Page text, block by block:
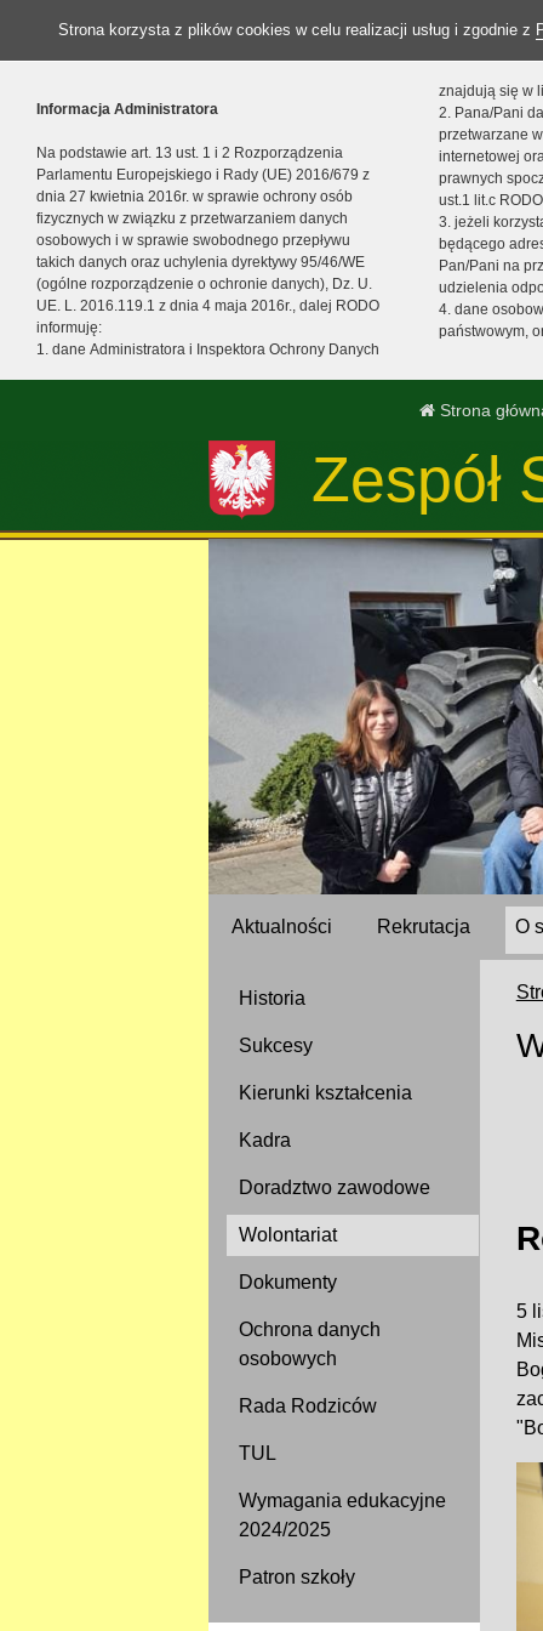
Strona korzysta z plików cookies w celu realizacji usług i zgodnie z
Informacja Administratora
Na podstawie art. 13 ust. 1 i 2 Rozporządzenia
Parlamentu Europejskiego i Rady (UE) 2016/679 z
dnia 27 kwietnia 2016r. w sprawie ochrony osób
fizycznych w związku z przetwarzaniem danych
osobowych i w sprawie swobodnego przepływu
takich danych oraz uchylenia dyrektywy 95/46/WE
(ogólne rozporządzenie o ochronie danych), Dz. U.
UE. L. 2016.119.1 z dnia 4 maja 2016r., dalej RODO
informuję:
1. dane Administratora i Inspektora Ochrony Danych
znajdują się w
2. Pana/Pani
przetwarzane
internetowej
prawnych
ust.1 lit.c
3. jeżeli
będącego
Pan/Pani na
udzielenia
4. dane
państwowym,
Strona
Zespół
Aktualności Rekrutacja O
5
Historia
Sukcesy
Kierunki kształcenia
Kadra
Doradztwo zawodowe
Wolontariat
Dokumenty
Ochrona danych
osobowych
Rada Rodziców
TUL
Wymagania edukacyjne
2024/2025
Patron szkoły